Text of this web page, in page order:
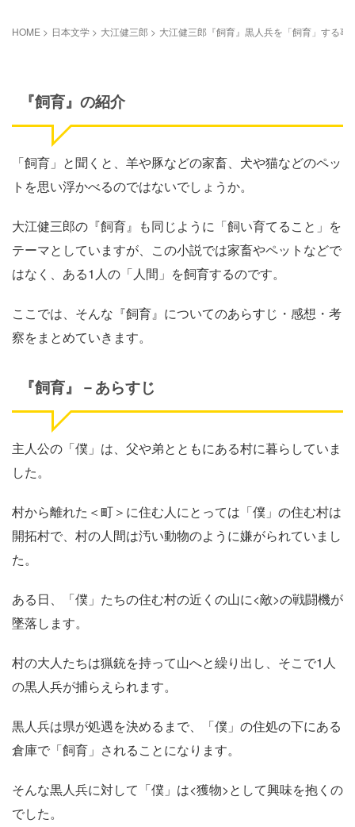
HOME > 日本文学 > 大江健三郎 > 大江健三郎『飼育』黒人兵を「飼育」する事
『飼育』の紹介
「飼育」と聞くと、羊や豚などの家畜、犬や猫などのペッ
トを思い浮かべるのではないでしょうか。
大江健三郎の『飼育』も同じように「飼い育てること」を
テーマとしていますが、この小説では家畜やペットなどで
はなく、ある1人の「人間」を飼育するのです。
ここでは、そんな『飼育』についてのあらすじ・感想・考
察をまとめていきます。
『飼育』－あらすじ
主人公の「僕」は、父や弟とともにある村に暮らしていま
した。
村から離れた＜町＞に住む人にとっては「僕」の住む村は
開拓村で、村の人間は汚い動物のように嫌がられていまし
た。
ある日、「僕」たちの住む村の近くの山に<敵>の戦闘機が
墜落します。
村の大人たちは猟銃を持って山へと繰り出し、そこで1人
の黒人兵が捕らえられます。
黒人兵は県が処遇を決めるまで、「僕」の住処の下にある
倉庫で「飼育」されることになります。
そんな黒人兵に対して「僕」は<獲物>として興味を抱くの
でした。